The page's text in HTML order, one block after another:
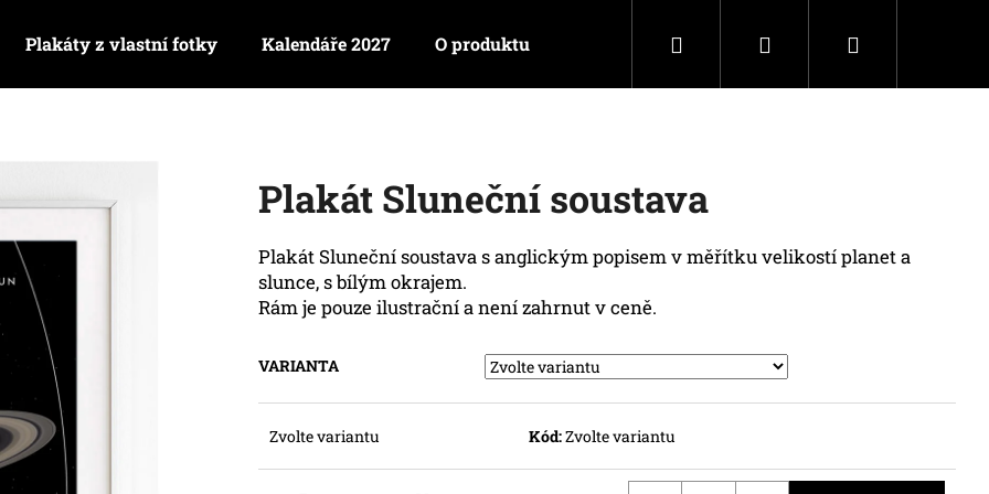
Plakáty z vlastní fotky Kalendáře 2027 O produktu Hledat PřihlášeníNákupní
Plakát Sluneční soustava
Plakát Sluneční soustava s anglickým popisem v měřítku velikostí planet a
slunce, s bílým okrajem.
Rám je pouze ilustrační a není zahrnut v ceně.
VARIANTA
Zvolte variantu Kód:Zvolte variantu
HLEDAT